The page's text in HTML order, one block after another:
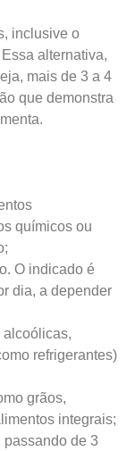
inclusive o
alternativa,
mais de 3 a 4
que demonstra
químicos ou
O indicado é
dia, a depender
alcoólicas,
refrigerantes)
grãos,
integrais;
passando de 3